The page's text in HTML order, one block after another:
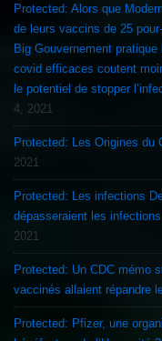
Protected: Alors que
de leurs vaccins de 25
Big Gouvernement
covid efficaces coutent
le potentiel de stopper
4, 2021
Protected: Les Origines du
2021
Protected: Les infections
dépasseraient les
2021
Protected: Un CDC mémo
vaccinés allaient répandre
Protected: Pfizer, une